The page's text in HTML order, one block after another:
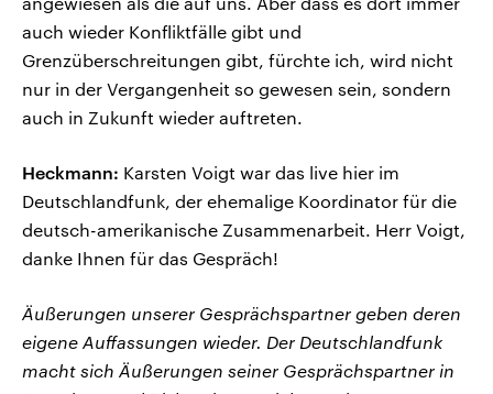
auch wieder Konfliktfälle gibt und
Grenzüberschreitungen gibt, fürchte ich, wird nicht
nur in der Vergangenheit so gewesen sein, sondern
auch in Zukunft wieder auftreten.
Heckmann: Karsten Voigt war das live hier im
Deutschlandfunk, der ehemalige Koordinator für die
deutsch-amerikanische Zusammenarbeit. Herr Voigt,
danke Ihnen für das Gespräch!
Äußerungen unserer Gesprächspartner geben deren
eigene Auffassungen wieder. Der Deutschlandfunk
macht sich Äußerungen seiner Gesprächspartner in